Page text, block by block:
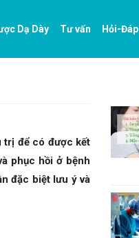
Dạ Dày Tư vấn Hỏi-Đáp
trị để có được kết
phục hồi ở bệnh
đặc biệt lưu ý và